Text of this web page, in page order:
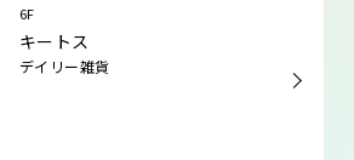
6F
キートス
デイリー雑貨